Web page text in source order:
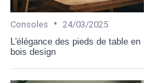
Consoles • 24/03/2025
L'élégance des pieds de table en
bois design